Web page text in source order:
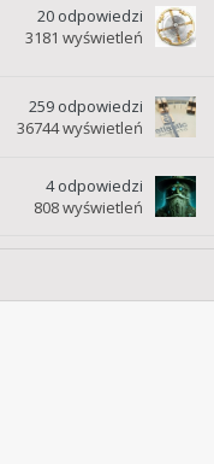
20 odpowiedzi
3181 wyświetleń
259 odpowiedzi
36744wyświetleń
4 odpowiedzi
808wyświetleń